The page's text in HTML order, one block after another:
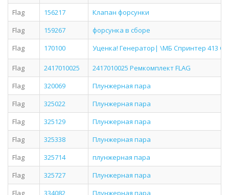
Flag
156217
Клапан форсунки
Flag
159267
форсунка в сборе
Flag
170100 Уценка! Генератор| \МБ Спринтер 413
Flag 2417010025
2417010025 Ремкомплект FLAG
Flag
320069
Плунжерная пара
Flag
325022
Плунжерная пара
Flag
325129
Плунжерная пара
Flag
325338
Плунжерная пара
Flag
325714
плунжерная пара
Flag
325727
Плунжерная пара